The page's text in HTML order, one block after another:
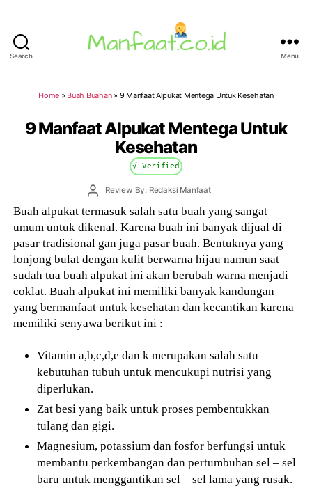
Search Menu
Home » Buah Buahan» 9 Manfaat Alpukat Mentega Untuk Kesehatan
9 Manfaat Alpukat Mentega Untuk
Kesehatan
√ Verified
PostReview By: Redaksi Manfaat
Buah alpukat termasuk salah satu buah yang sangat
umum untuk dikenal. Karena buah ini banyak dijual di
pasar tradisional gan juga pasar buah. Bentuknya yang
lonjong bulat dengan kulit berwarna hijau namun saat
sudah tua buah alpukat ini akan berubah warna menjadi
coklat. Buah alpukat ini memiliki banyak kandungan
yang bermanfaat untuk kesehatan dan kecantikan karena
memiliki senyawa berikut ini :
Vitamin a,b,c,d,e dan k merupakan salah satu
kebutuhan tubuh untuk mencukupi nutrisi yang
diperlukan.
Zat besi yang baik untuk proses pembentukkan
tulang dan gigi.
Magnesium, potassium dan fosfor berfungsi untuk
membantu perkembangan dan pertumbuhan sel – sel
baru untuk menggantikan sel – sel lama yang rusak.